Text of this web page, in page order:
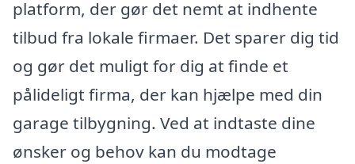
platform, der gør det nemt at indhente
tilbud fra lokale firmaer. Det sparer dig tid
og gør det muligt for dig at finde et
pålideligt firma, der kan hjælpe med din
garage tilbygning. Ved at indtaste dine
ønsker og behov kan du modtage